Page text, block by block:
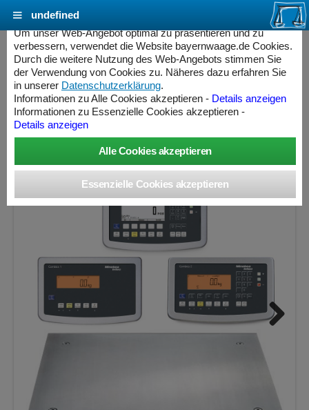
MINEBEA INTEC Combics Plattformwaage 4-
1500NL-BCE Edelstahl V2A
Wägebereich: 1500 kg, Ablesbarkeit: 500 g, Eichschritt: 500
g, eichfähig
Cookie Einstellungen - bayernwaage.de
Um unser Web-Angebot optimal zu präsentieren und zu
verbessern, verwendet die Website bayernwaage.de Cookies.
Durch die weitere Nutzung des Web-Angebots stimmen Sie
der Verwendung von Cookies zu. Näheres dazu erfahren Sie
in unserer Datenschutzerklärung.
Informationen zu Alle Cookies akzeptieren - Details anzeigen
Informationen zu Essenzielle Cookies akzeptieren -
Details anzeigen
undefined
Controller